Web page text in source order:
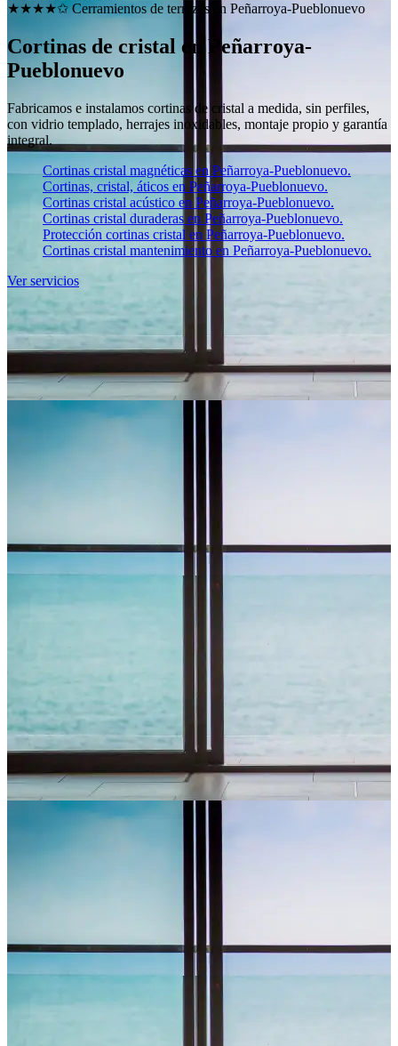
★★★★✩ Cerramientos de terrazas en Peñarroya-Pueblonuevo
Cortinas de cristal en Peñarroya-
Pueblonuevo
Fabricamos e instalamos cortinas de cristal a medida, sin perfiles,
con vidrio templado, herrajes inoxidables, montaje propio y garantía
integral.
Cortinas cristal magnéticas en Peñarroya-Pueblonuevo.
Cortinas, cristal, áticos en Peñarroya-Pueblonuevo.
Cortinas cristal acústico en Peñarroya-Pueblonuevo.
Cortinas cristal duraderas en Peñarroya-Pueblonuevo.
Protección cortinas cristal en Peñarroya-Pueblonuevo.
Cortinas cristal mantenimiento en Peñarroya-Pueblonuevo.
Ver servicios